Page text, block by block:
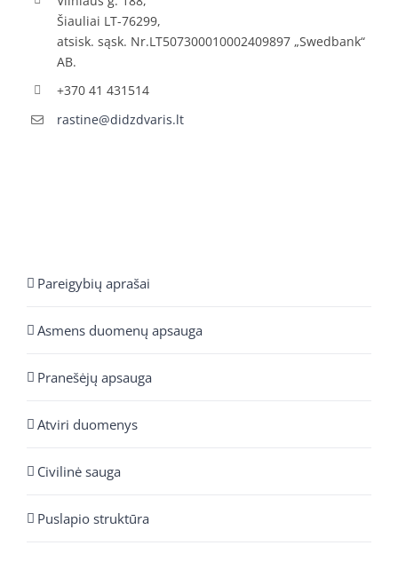
Šiauliai LT-76299,
atsisk. sąsk. Nr.LT507300010002409897 „Swedbank“
AB.
+370 41 431514
rastine@didzdvaris.lt
Pareigybių aprašai
Asmens duomenų apsauga
Pranešėjų apsauga
Atviri duomenys
Civilinė sauga
Puslapio struktūra